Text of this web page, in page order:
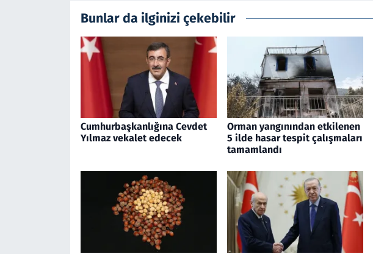
Bunlar da ilginizi çekebilir
Cumhurbaşkanlığına Cevdet
Yılmaz vekalet edecek
Orman yangınından etkilenen
5 ilde hasar tespit çalışmaları
tamamlandı